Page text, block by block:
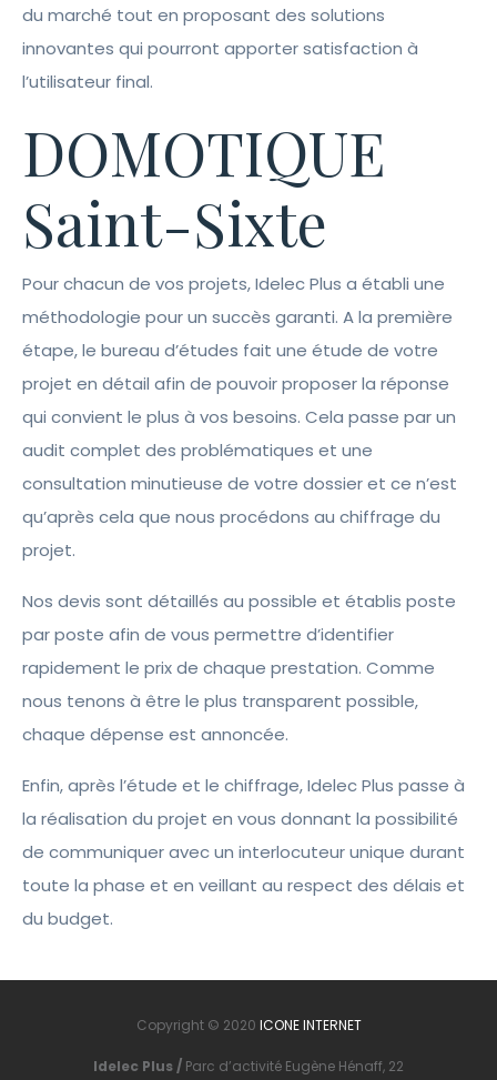
du marché tout en proposant des solutions
innovantes qui pourront apporter satisfaction à
l’utilisateur final.
DOMOTIQUE
Saint-Sixte
Pour chacun de vos projets, Idelec Plus a établi une
méthodologie pour un succès garanti. A la première
étape, le bureau d’études fait une étude de votre
projet en détail afin de pouvoir proposer la réponse
qui convient le plus à vos besoins. Cela passe par un
audit complet des problématiques et une
consultation minutieuse de votre dossier et ce n’est
qu’après cela que nous procédons au chiffrage du
projet.
Nos devis sont détaillés au possible et établis poste
par poste afin de vous permettre d’identifier
rapidement le prix de chaque prestation. Comme
nous tenons à être le plus transparent possible,
chaque dépense est annoncée.
Enfin, après l’étude et le chiffrage, Idelec Plus passe à
la réalisation du projet en vous donnant la possibilité
de communiquer avec un interlocuteur unique durant
toute la phase et en veillant au respect des délais et
du budget.
Copyright © 2020 ICONE INTERNET
Idelec Plus / Parc d’activité Eugène Hénaff, 22